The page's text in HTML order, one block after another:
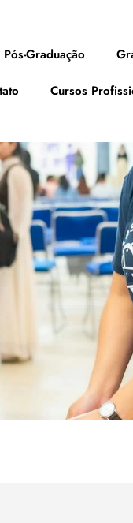
Pós-Graduação
Cursos